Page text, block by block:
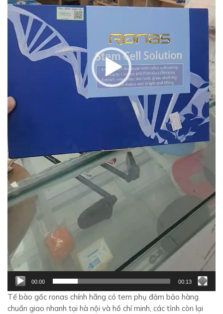
00:00 00:13
Tế bào gốc ronas chính hãng có tem phụ đảm bảo hàng
chuẩn giao nhanh tại hà nội và hồ chí minh, các tỉnh còn lại